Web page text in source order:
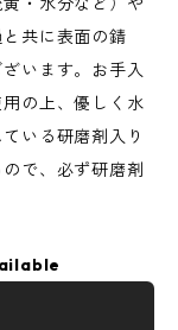
共に表面の錆
います。お手入
の上、優しく水
いる研磨剤入り
で、必ず研磨剤